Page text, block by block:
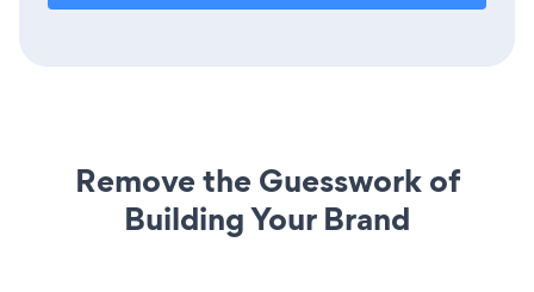
Remove the Guesswork of
Building Your Brand